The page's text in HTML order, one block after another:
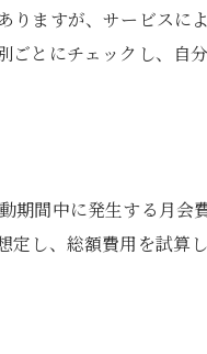
りますが、サービスに
ごとにチェックし、自
期間中に発生する月会
定し、総額費用を試算